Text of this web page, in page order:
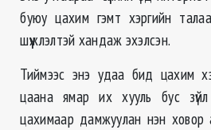
буюу цахим гэмт хэргийн
шүүжлэлтэй хандаж эхэлсэн.
Тиймээс энэ удаа бид цахим
цаана ямар их хууль бус
цахимаар дамжуулан нэн ховор